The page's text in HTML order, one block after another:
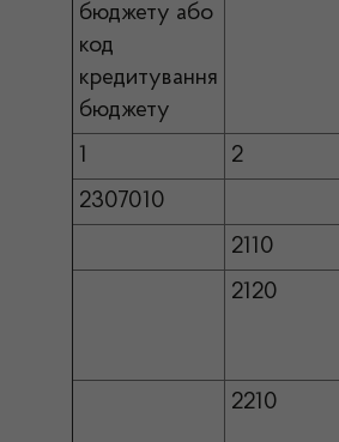
бюджету або
код
кредитування
бюджету
1 2
2307010
2110
2120
2210